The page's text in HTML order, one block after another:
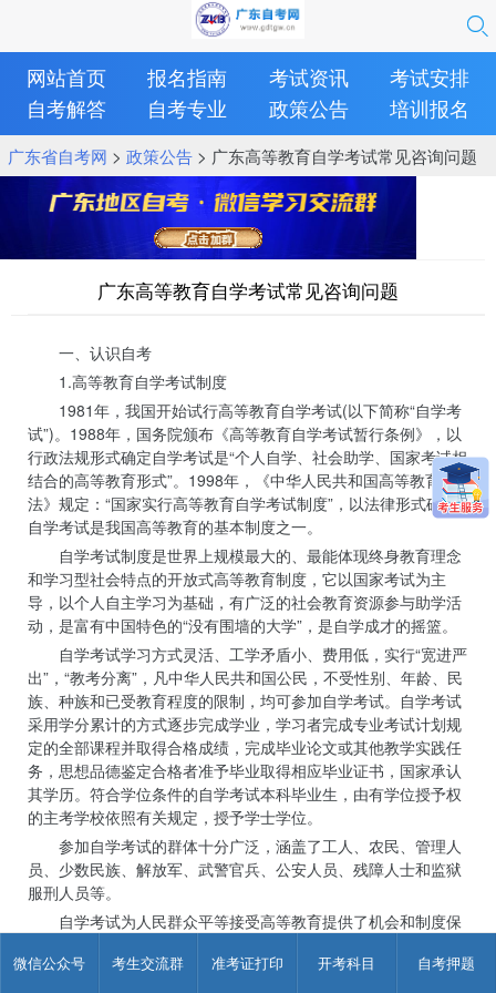
微信公众号 考生交流群 准考证打印 开考科目 自考押题
网站首页 报名指南 考试资讯
考试安排
自考解答
自考专业 政策公告 培训报名
广东省自考网 > 政策公告> 广东高等教育自学考试常见咨询问题
广东高等教育自学考试常见咨询问题
一、认识自考
1.高等教育自学考试制度
1981年，我国开始试行高等教育自学考试(以下简称“自学考
试”)。1988年，国务院颁布《高等教育自学考试暂行条例》，以
行政法规形式确定自学考试是“个人自学、社会助学、国家考试相
结合的高等教育形式”。1998年，《中华人民共和国高等教育
法》规定：“国家实行高等教育自学考试制度”，以法律形式确定
自学考试是我国高等教育的基本制度之一。
自学考试制度是世界上规模最大的、最能体现终身教育理念
和学习型社会特点的开放式高等教育制度，它以国家考试为主
导，以个人自主学习为基础，有广泛的社会教育资源参与助学活
动，是富有中国特色的“没有围墙的大学”，是自学成才的摇篮。
自学考试学习方式灵活、工学矛盾小、费用低，实行“宽进严
出”，“教考分离”，凡中华人民共和国公民，不受性别、年龄、民
族、种族和已受教育程度的限制，均可参加自学考试。自学考试
采用学分累计的方式逐步完成学业，学习者完成专业考试计划规
定的全部课程并取得合格成绩，完成毕业论文或其他教学实践任
务，思想品德鉴定合格者准予毕业取得相应毕业证书，国家承认
其学历。符合学位条件的自学考试本科毕业生，由有学位授予权
的主考学校依照有关规定，授予学士学位。
参加自学考试的群体十分广泛，涵盖了工人、农民、管理人
员、少数民族、解放军、武警官兵、公安人员、残障人士和监狱
服刑人员等。
自学考试为人民群众平等接受高等教育提供了机会和制度保
(以上信息来源于中国教育考试网，教育部教育考试院主办)